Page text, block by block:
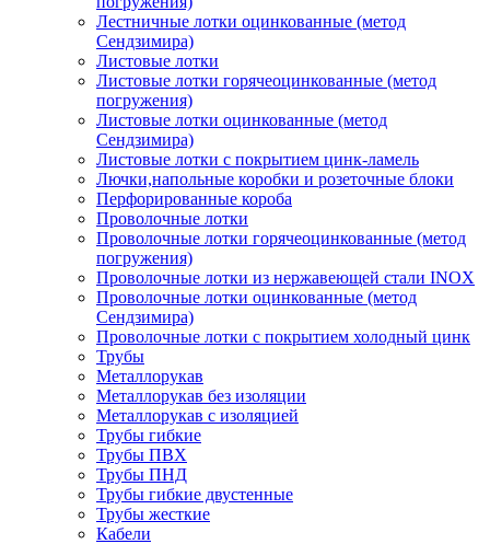
Лестничные лотки оцинкованные (метод
Сендзимира)
Листовые лотки
Листовые лотки горячеоцинкованные (метод
погружения)
Листовые лотки оцинкованные (метод
Сендзимира)
Листовые лотки с покрытием цинк-ламель
Лючки,напольные коробки и розеточные блоки
Перфорированные короба
Проволочные лотки
Проволочные лотки горячеоцинкованные (метод
погружения)
Проволочные лотки из нержавеющей стали INOX
Проволочные лотки оцинкованные (метод
Сендзимира)
Проволочные лотки с покрытием холодный цинк
Трубы
Металлорукав
Металлорукав без изоляции
Металлорукав с изоляцией
Трубы гибкие
Трубы ПВХ
Трубы ПНД
Трубы гибкие двустенные
Трубы жесткие
Кабели